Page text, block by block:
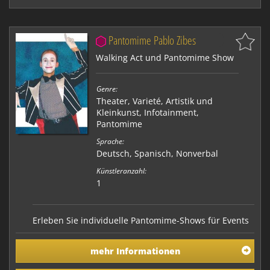
Pantomime Pablo Zibes
Walking Act und Pantomime Show
Genre:
Theater, Varieté, Artistik und
Kleinkunst, Infotainment,
Pantomime
Sprache:
Deutsch, Spanisch, Nonverbal
Künstleranzahl:
1
Erleben Sie individuelle Pantomime-Shows für Events
aller Art mit Pablo Zibes. Als erfahrener Künstler
und die professionelle Umsetzung seiner
unterschiedlichen Figuren. Profitieren Sie von seinem
mehr Informationen